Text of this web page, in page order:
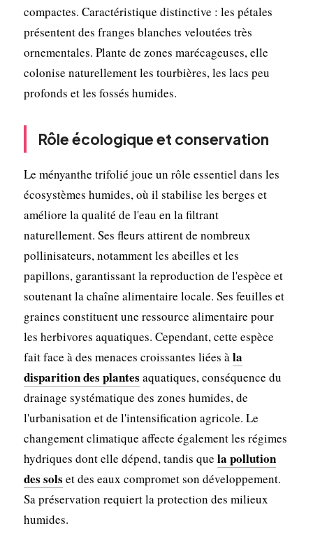
compactes. Caractéristique distinctive : les pétales
présentent des franges blanches veloutées très
ornementales. Plante de zones marécageuses, elle
colonise naturellement les tourbières, les lacs peu
profonds et les fossés humides.
Rôle écologique et conservation
Le ményanthe trifolié joue un rôle essentiel dans les
écosystèmes humides, où il stabilise les berges et
améliore la qualité de l'eau en la filtrant
naturellement. Ses fleurs attirent de nombreux
pollinisateurs, notamment les abeilles et les
papillons, garantissant la reproduction de l'espèce et
soutenant la chaîne alimentaire locale. Ses feuilles et
graines constituent une ressource alimentaire pour
les herbivores aquatiques. Cependant, cette espèce
fait face à des menaces croissantes liées àla
disparition des plantes aquatiques, conséquence du
drainage systématique des zones humides, de
l'urbanisation et de l'intensification agricole. Le
changement climatique affecte également les régimes
hydriques dont elle dépend, tandis que la pollution
des sols et des eaux compromet son développement.
Sa préservation requiert la protection des milieux
humides.